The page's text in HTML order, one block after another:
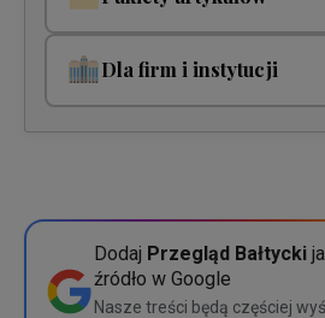
Pakiety jednorazowe i cykliczne.
czytasz!
Wybierz
Dla firm i instytucji
5 dostępów
10 dostępów
Dodaj Przegląd Bałtycki
źródło w Google
Nasze treści będą częściej